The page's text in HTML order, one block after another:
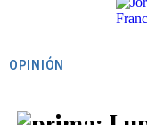
OPINIÓN